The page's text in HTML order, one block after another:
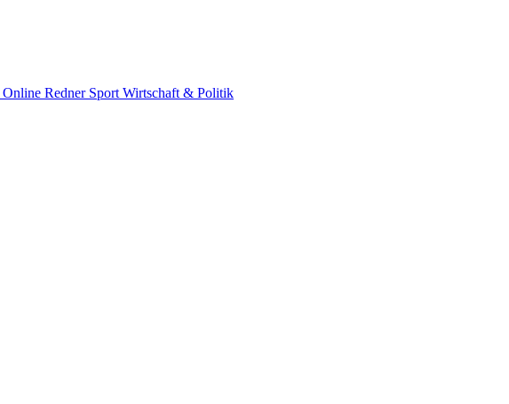
Online Redner Sport Wirtschaft & Politik